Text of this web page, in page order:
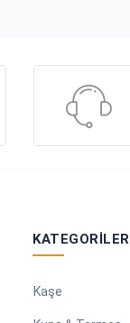
KATEGORILER
Kaşe